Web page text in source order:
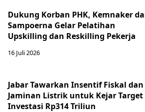
Dukung Korban PHK, Kemnaker
Sampoerna Gelar Pelatihan
Upskilling dan Reskilling Pekerja
16 Juli 2026
Jabar Tawarkan Insentif Fiskal dan
Jaminan Listrik untuk Kejar Target
Investasi Rp314 Triliun